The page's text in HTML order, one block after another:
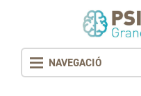
NAVEGACIÓ